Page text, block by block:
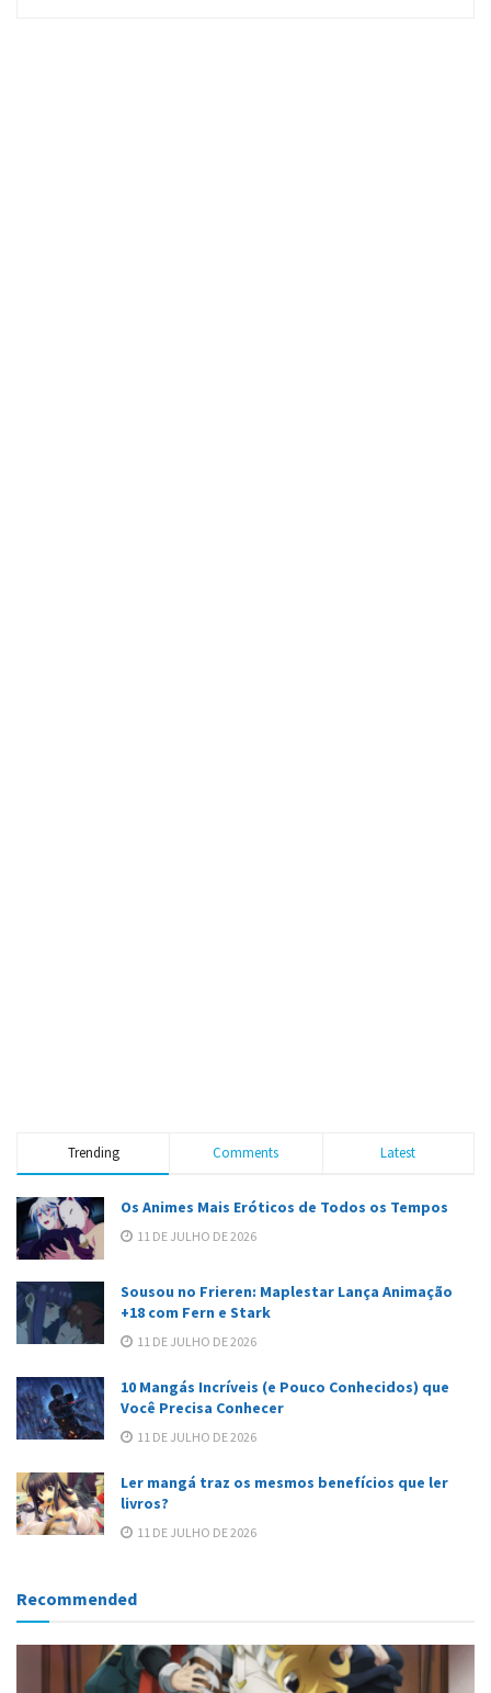
Trending Comments Latest
Os Animes Mais Eróticos de Todos os Tempos
11 DE JULHO DE 2026
Sousou no Frieren: Maplestar Lança Animação
+18 com Fern e Stark
11 DE JULHO DE 2026
10 Mangás Incríveis (e Pouco Conhecidos) que
Você Precisa Conhecer
11 DE JULHO DE 2026
Ler mangá traz os mesmos benefícios que ler
livros?
11 DE JULHO DE 2026
Recommended